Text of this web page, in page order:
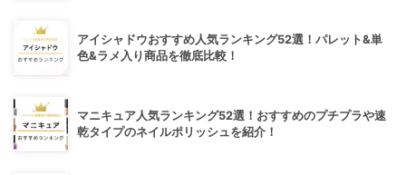
アイシャドウおすすめ人気ランキング52選！パレット&単
色&ラメ入り商品を徹底比較！
マニキュア人気ランキング52選！おすすめのプチプラや速
乾タイプのネイルポリッシュを紹介！